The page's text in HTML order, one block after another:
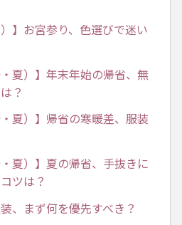
】お宮参り、色選びで迷い
・夏）】年末年始の帰省、無
？
夏）】帰省の寒暖差、服装
夏）】夏の帰省、手抜きに
ツは？
、まず何を優先すべき？